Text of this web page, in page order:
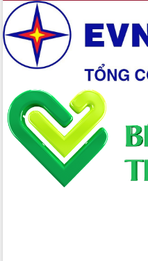
tâm Phục vụ hành chính công xã Ea
Xây dựng nền hành chính số đồng
hành cùng nông dân dân, doanh nghiệp
Giai đoạn 2026-2030, Đắk Lắk phấn
đấu có 77% xã đạt chuẩn nông thôn
mới
Chuyển đổi số 'mở đường' cho nông
nghiệp Đắk Lắk tăng trưởng bứt phá
Triển khai đồng bộ đo đạc, lập hồ sơ
địa chính, hoàn thiện cơ sở dữ liệu đất